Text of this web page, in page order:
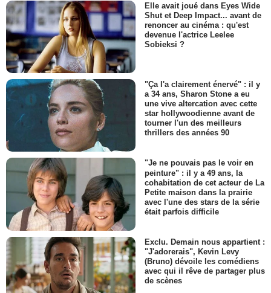
Elle avait joué dans Eyes Wide
Shut et Deep Impact... avant de
renoncer au cinéma : qu'est
devenue l'actrice Leelee
Sobieksi ?
"Ça l'a clairement énervé" : il y
a 34 ans, Sharon Stone a eu
une vive altercation avec cette
star hollywoodienne avant de
tourner l'un des meilleurs
thrillers des années 90
"Je ne pouvais pas le voir en
peinture" : il y a 49 ans, la
cohabitation de cet acteur de La
Petite maison dans la prairie
avec l'une des stars de la série
était parfois difficile
Exclu. Demain nous appartient :
"J'adorerais", Kevin Levy
(Bruno) dévoile les comédiens
avec qui il rêve de partager plus
de scènes